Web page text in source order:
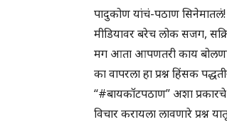
पादुकोण यांचं-पठाण
मीडियावर बरेच लोक सजग,
मग आता आपणतरी काय
का वापरला हा प्रश्न हिंसक
“#बायकॉटपठाण” अशा
विचार करायला लावणारे